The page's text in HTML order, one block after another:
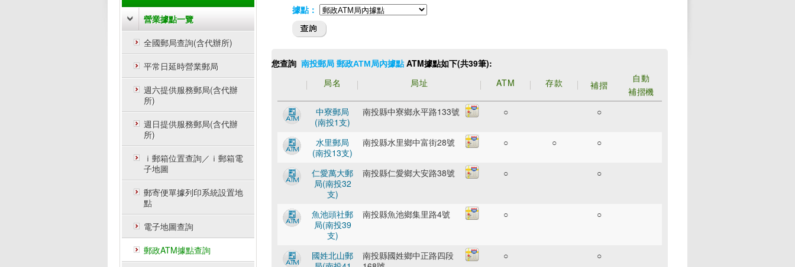
營業據點一覽
全國郵局查詢(含代辦所)
平常日延時營業郵局
週六提供服務郵局(含代辦
所)
週日提供服務郵局(含代辦
所)
ｉ郵箱位置查詢／ｉ郵箱電
子地圖
郵寄便單據列印系統設置地
點
電子地圖查詢
郵政ATM據點查詢
據點：
您查詢 南投郵局 郵政ATM局內據點 ATM據點如下(共39筆):
局名
局址 ATM 存款 補摺
自動
補摺機
中寮郵局
(南投1支)
南投縣中寮鄉永平路133號 ○ ○
水里郵局
(南投13支)
南投縣水里鄉中富街28號 ○ ○ ○
仁愛萬大郵
局(南投32
支)
南投縣仁愛鄉大安路38號 ○ ○
魚池頭社郵
局(南投39
支)
南投縣魚池鄉集里路4號 ○ ○
國姓北山郵
南投縣國姓鄉中正路四段
○ ○